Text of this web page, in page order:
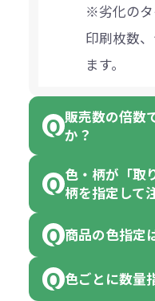
※劣化のタ
印刷枚数
ます。
販売数の倍数
か？
一部商品
です。
色・柄が「取
柄を指定して
「色・柄
ている商
商品の色指定
色指定で
色ごとに数量